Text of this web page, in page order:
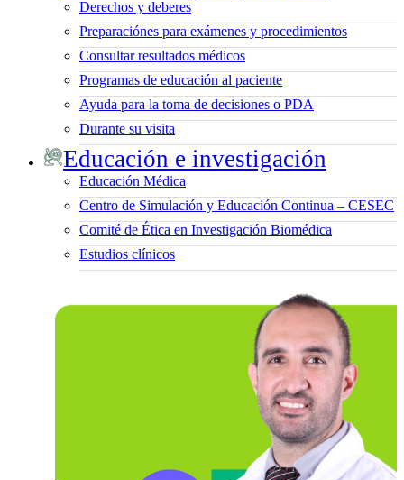
Derechos y deberes
Preparaciónes para exámenes y procedimientos
Consultar resultados médicos
Programas de educación al paciente
Ayuda para la toma de decisiones o PDA
Durante su visita
Educación e investigación
Educación Médica
Centro de Simulación y Educación Continua – CESEC
Comité de Ética en Investigación Biomédica
Estudios clínicos